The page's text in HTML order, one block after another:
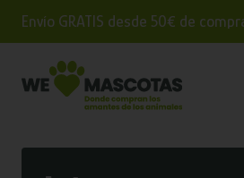
Envío GRATIS desde 50€ de